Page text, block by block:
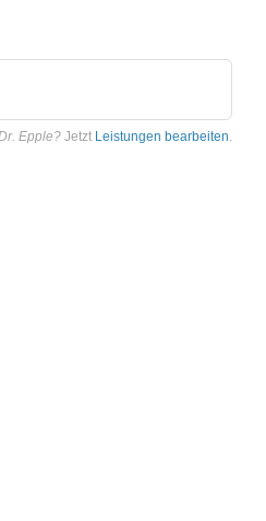
Epple? Jetzt Leistungen bearbeiten.